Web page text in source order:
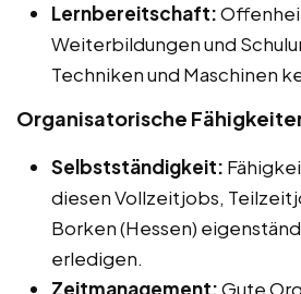
Lernbereitschaft:
Weiterbildungen und
Techniken und Maschinen
Organisatorische
Selbstständigkeit:
diesen Vollzeitjobs,
Borken (Hessen)
erledigen.
Zeitmanagement:Gute